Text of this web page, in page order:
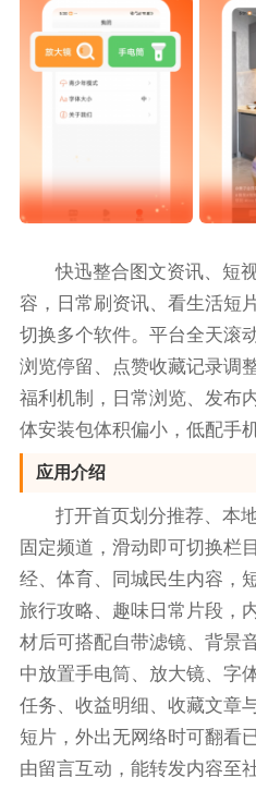
快迅整合图文资讯、短
容，日常刷资讯、看生活短
切换多个软件。平台全天滚
浏览停留、点赞收藏记录调
福利机制，日常浏览、发布
体安装包体积偏小，低配手
应用介绍
打开首页划分推荐、本
固定频道，滑动即可切换栏
经、体育、同城民生内容，
旅行攻略、趣味日常片段，
材后可搭配自带滤镜、背景
中放置手电筒、放大镜、字
任务、收益明细、收藏文章
短片，外出无网络时可翻看
由留言互动，能转发内容至